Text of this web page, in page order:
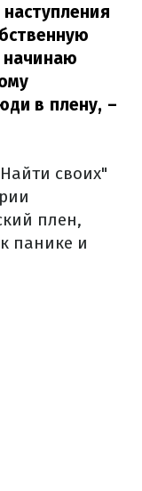
начинаю
в плену, –
своих"
плен,
панике и